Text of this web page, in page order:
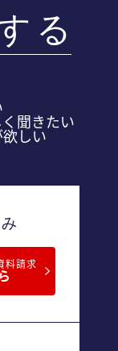
る
聞きたい
しい
料請求